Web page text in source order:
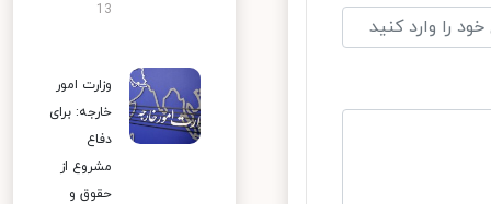
13
وزارت امور
خارجه: برای
دفاع
مشروع از
حقوق و